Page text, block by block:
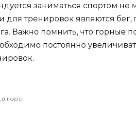
заниматься спортом не
тренировок являются бег,
Важно помнить, что горные
постоянно
в горы